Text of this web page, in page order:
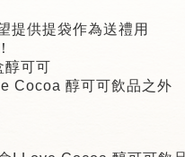
提供提袋作為送禮用
醇可可
Cocoa 醇可可飲品之外